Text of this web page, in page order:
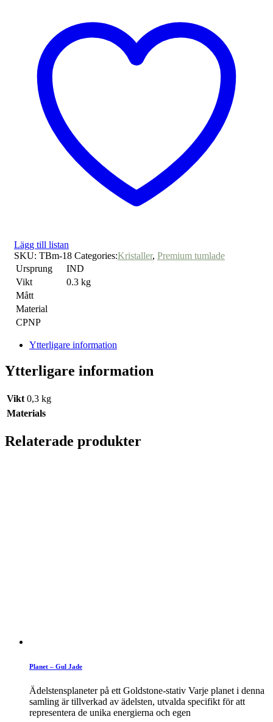
Lägg till listan
SKU: TBm-18 Categories:Kristaller, Premium tumlade
Ursprung
IND
Vikt
0.3 kg
Mått
Material
CPNP
Ytterligare information
Ytterligare information
Vikt 0,3 kg
Materials
Relaterade produkter
Planet – Gul Jade
Ädelstensplaneter på ett Goldstone-stativ Varje planet i denna
samling är tillverkad av ädelsten, utvalda specifikt för att
representera de unika energierna och egen